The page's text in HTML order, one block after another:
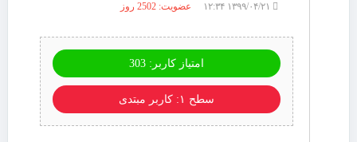
عضویت: 2502 روز
امتیاز کاربر: 303
سطح ۱: کاربر مبتدی